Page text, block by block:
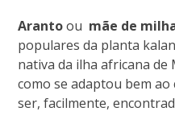
Arantoou mãe de
populares da planta
nativa da ilha africana de
como se adaptou bem
ser, facilmente,